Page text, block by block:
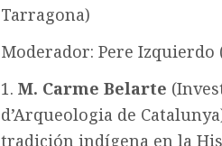
Tarragona)
Moderador: Pere Izquierdo
1. M. Carme Belarte
d’Arqueologia de
tradición indígena en la